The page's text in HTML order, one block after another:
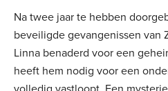
Na twee jaar te hebben
beveiligde gevangenissen van
Linna benaderd voor een
heeft hem nodig voor een